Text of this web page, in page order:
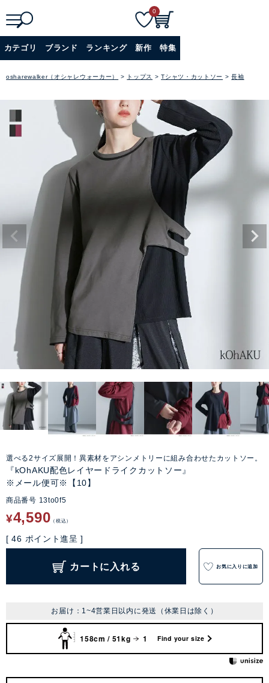
詳細検索
0
カテゴリ ブランド ランキング 新作 特集
osharewalker（オシャレウォーカー） トップス Tシャツ・カットソー 長袖
選べる2サイズ展開！異素材をアシンメトリーに組み合わせたカットソー。
『kOhAKU配色レイヤードライクカットソー』
※メール便可※【10】
商品番号 13to0f5
¥4,590 税込
[ 46 ポイント進呈 ]
カートに入れる お気に入りに追加
お届け：1~4営業日以内に発送（休業日は除く）
158cm / 51kg 1 Find your size